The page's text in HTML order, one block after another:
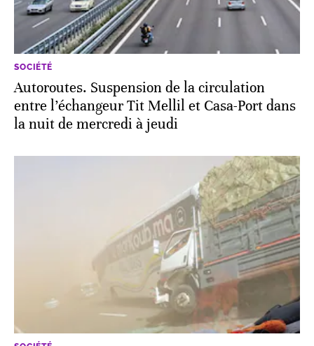
SOCIÉTÉ
Autoroutes. Suspension de la circulation
entre l’échangeur Tit Mellil et Casa-Port dans
la nuit de mercredi à jeudi